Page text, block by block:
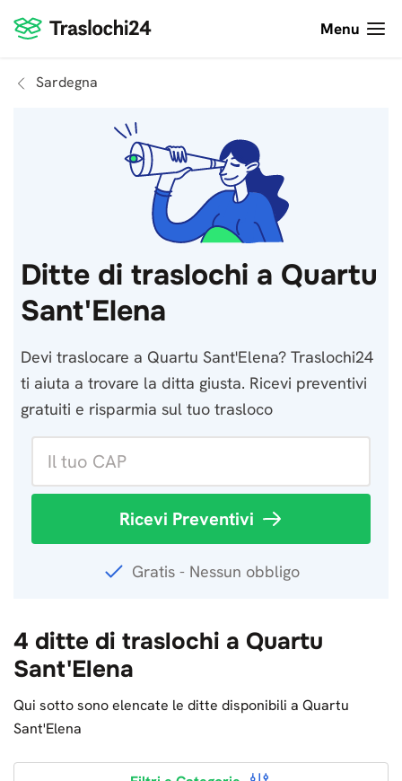
Menu
Sardegna
Ditte di traslochi a Quartu
Sant'Elena
Devi traslocare a Quartu Sant'Elena? Traslochi24
ti aiuta a trovare la ditta giusta. Ricevi preventivi
gratuiti e risparmia sul tuo trasloco
Ricevi Preventivi
Gratis - Nessun obbligo
4 ditte di traslochi a Quartu
Sant'Elena
Qui sotto sono elencate le ditte disponibili a Quartu
Sant'Elena